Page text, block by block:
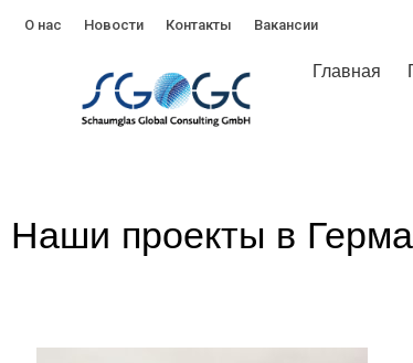
О нас Новости Контакты Вакансии
Главная
Наши проекты в
Главная